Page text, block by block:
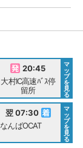
20:45
大村IC高速ﾊﾞｽ停
留所
マ
ッ
プ
を
見
る
翌 07:30
なんばOCAT
マ
ッ
プ
を
見
る